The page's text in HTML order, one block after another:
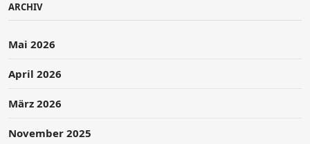
ARCHIV
Mai 2026
April 2026
März 2026
November 2025